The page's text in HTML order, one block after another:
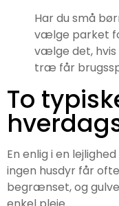
Har du små
vælge parket
vælge det,
træ får
To
En enlig i en
ingen husdyr får
begrænset, og